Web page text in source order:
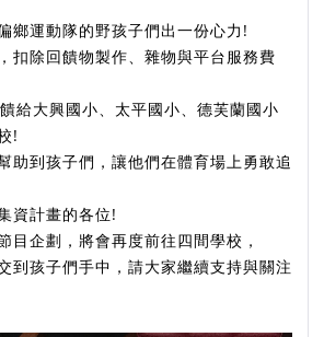
鄉運動隊的野孩子們出一份心力!
扣除回饋物製作、雜物與平台服務費
給大興國小、太平國小、德芙蘭國小
!
助到孩子們，讓他們在體育場上勇敢追
資計畫的各位!
目企劃，將會再度前往四間學校，
到孩子們手中，請大家繼續支持與關注